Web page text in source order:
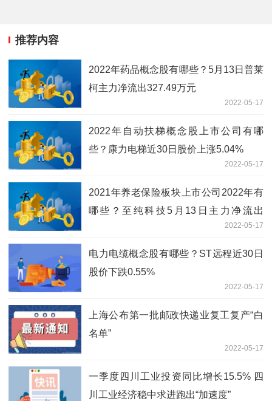
推荐内容
2022年药品概念股有哪些？5月13日普莱
柯主力净流出327.49万元
2022-05-17
2022年自动扶梯概念股上市公司有哪
些？康力电梯近30日股价上涨5.04%
2022-05-17
2021年养老保险板块上市公司2022年有
哪些？至纯科技5月13日主力净流出
2022-05-17
电力电缆概念股有哪些？ST远程近30日
股价下跌0.55%
2022-05-17
上海公布第一批邮政快递业复工复产“白
名单”
2022-05-17
一季度四川工业投资同比增长15.5% 四
川工业经济稳中求进跑出“加速度”